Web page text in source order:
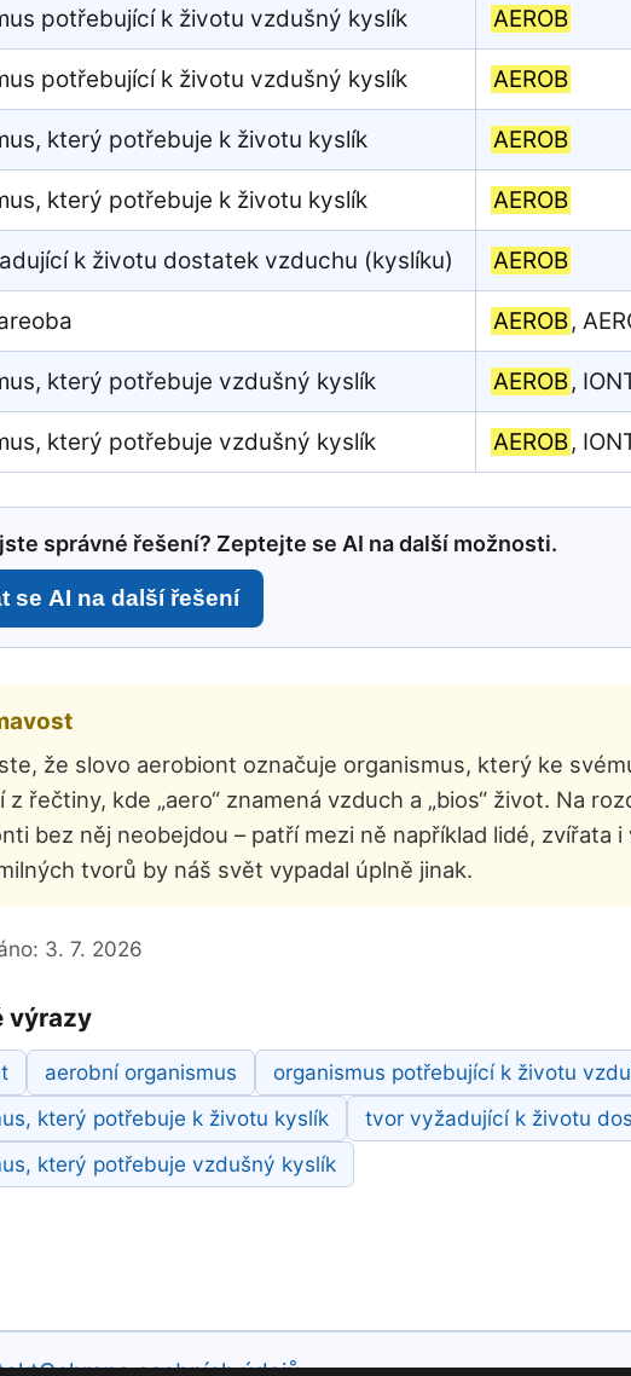
potřebující k životu vzdušný kyslík AEROB
potřebující k životu vzdušný kyslík AEROB
který potřebuje k životu kyslík AEROB
který potřebuje k životu kyslík AEROB
k životu dostatek vzduchu (kyslíku) AEROB
AEROB,
který potřebuje vzdušný kyslík AEROB,
který potřebuje vzdušný kyslík AEROB,
správné řešení? Zeptejte se AI na další možnosti.
se AI na další řešení
že slovo aerobiont označuje organismus, který ke
z řečtiny, kde „aero“ znamená vzduch a „bios“ život. Na
bez něj neobejdou – patří mezi ně například lidé, zvířata
tvorů by náš svět vypadal úplně jinak.
3. 7. 2026
výrazy
aerobní organismus
organismus potřebující k životu
který potřebuje k životu kyslík
tvor vyžadující k životu
který potřebuje vzdušný kyslík